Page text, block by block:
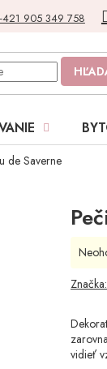
905 349 758
Moja objednávka
de Saverne
vidieť
z
5
Značka: